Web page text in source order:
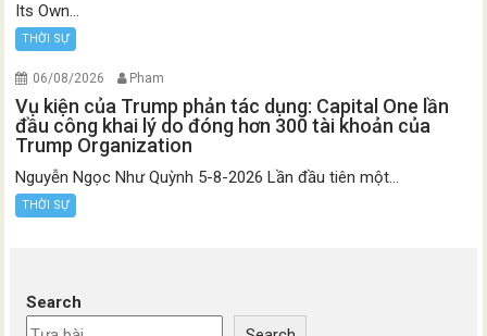
Its Own...
THỜI SỰ
06/08/2026 Pham
Vụ kiện của Trump phản tác dụng: Capital One lần
đầu công khai lý do đóng hơn 300 tài khoản của
Trump Organization
Nguyễn Ngọc Như Quỳnh 5-8-2026 Lần đầu tiên một...
THỜI SỰ
Search